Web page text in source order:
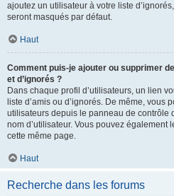
ajoutez un utilisateur à votre liste
seront masqués par défaut.
Haut
Comment puis-je ajouter ou supprimer
et d’ignorés ?
Dans chaque profil d’utilisateurs, un lien
liste d’amis ou d’ignorés. De même, vous
utilisateurs depuis le panneau de contrôle
nom d’utilisateur. Vous pouvez également
cette même page.
Haut
Recherche dans les forums